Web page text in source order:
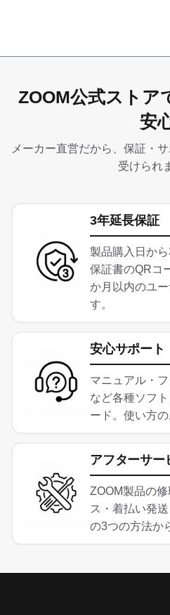
ZOOM公式ストア
安
メーカー直営だから、保証・
受けられ
3年延長保証
製品購入日か
保証書のQRコ
か月以内のユ
す。
安心サポート
マニュアル・
など各種ソフ
ード。使い方
アフターサー
ZOOM製品の
ス・着払い発
の3つの方法か